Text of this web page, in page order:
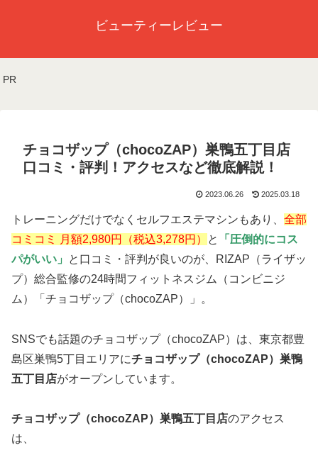
ビューティーレビュー
PR
チョコザップ（chocoZAP）巣鴨五丁目店
口コミ・評判！アクセスなど徹底解説！
2023.06.26 2025.03.18
トレーニングだけでなくセルフエステマシンもあり、 全部
コミコミ 月額2,980円（税込3,278円）
と
「圧倒的にコス
パがいい」
と口コミ・評判が良いのが、RIZAP（ライザッ
プ）総合監修の24時間フィットネスジム（コンビニジ
ム）「チョコザップ（chocoZAP）」。
SNSでも話題のチョコザップ（chocoZAP）は、東京都豊
島区巣鴨5丁目エリアにチョコザップ（chocoZAP）巣鴨
五丁目 店がオープンしています。
チョコザップ（chocoZAP）巣鴨五丁目店のアクセス
は、